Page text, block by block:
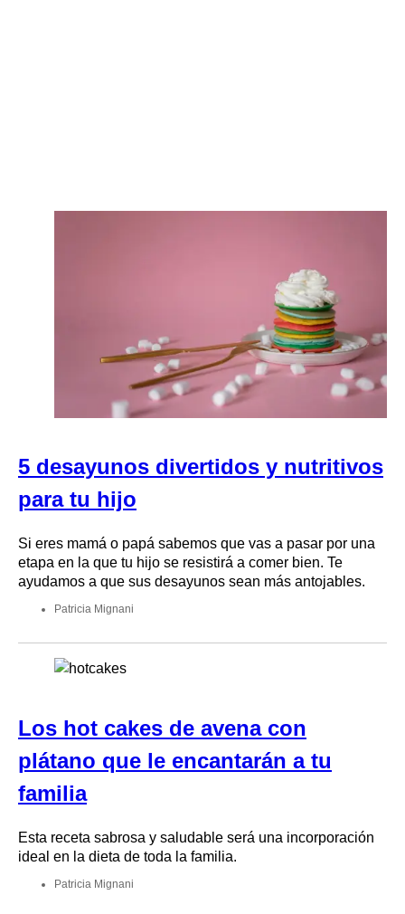
5 desayunos divertidos y nutritivos
para tu hijo
Si eres mamá o papá sabemos que vas a pasar por una
etapa en la que tu hijo se resistirá a comer bien. Te
ayudamos a que sus desayunos sean más antojables.
Patricia Mignani
Los hot cakes de avena con
plátano que le encantarán a tu
familia
Esta receta sabrosa y saludable será una incorporación
ideal en la dieta de toda la familia.
Patricia Mignani